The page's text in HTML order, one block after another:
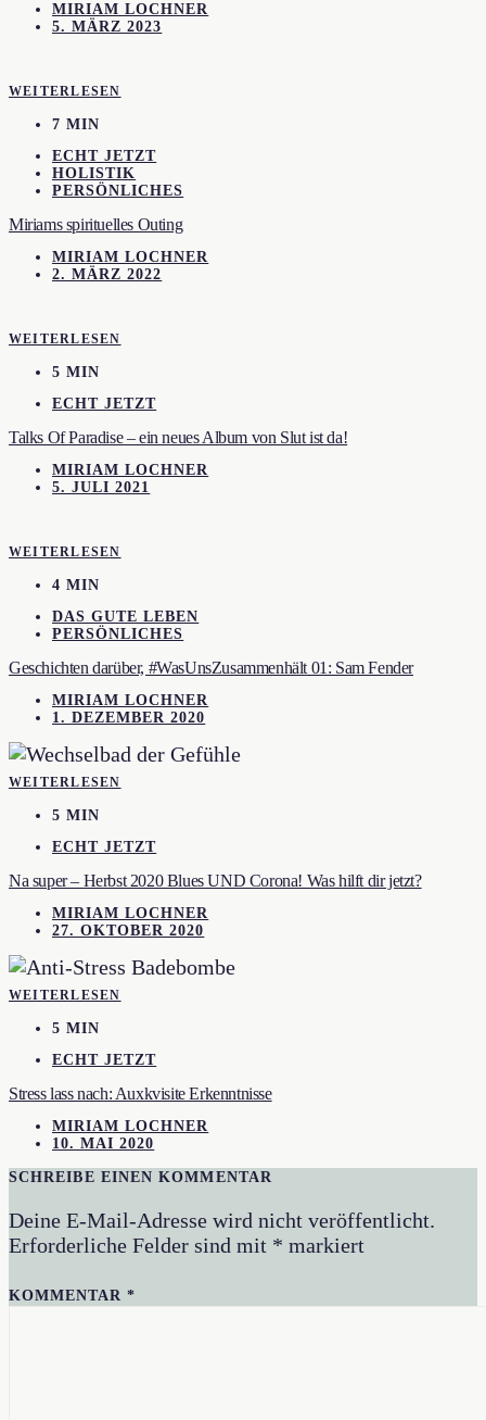
MIRIAM LOCHNER
5. MÄRZ 2023
WEITERLESEN
7 MIN
ECHT JETZT
HOLISTIK
PERSÖNLICHES
Miriams spirituelles Outing
MIRIAM LOCHNER
2. MÄRZ 2022
WEITERLESEN
5 MIN
ECHT JETZT
Talks Of Paradise – ein neues Album von Slut ist da!
MIRIAM LOCHNER
5. JULI 2021
WEITERLESEN
4 MIN
DAS GUTE LEBEN
PERSÖNLICHES
Geschichten darüber, #WasUnsZusammenhält 01: Sam Fender
MIRIAM LOCHNER
1. DEZEMBER 2020
WEITERLESEN
5 MIN
ECHT JETZT
Na super – Herbst 2020 Blues UND Corona! Was hilft dir jetzt?
MIRIAM LOCHNER
27. OKTOBER 2020
WEITERLESEN
5 MIN
ECHT JETZT
Stress lass nach: Auxkvisite Erkenntnisse
MIRIAM LOCHNER
10. MAI 2020
SCHREIBE EINEN KOMMENTAR
Deine E-Mail-Adresse wird nicht veröffentlicht.
Erforderliche Felder sind mit * markiert
KOMMENTAR*